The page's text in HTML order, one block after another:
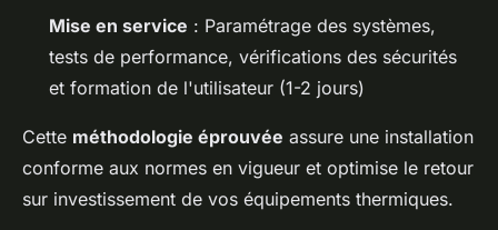
Mise en service : Paramétrage des systèmes,
tests de performance, vérifications des sécurités
et formation de l'utilisateur (1-2 jours)
Cette méthodologie éprouvée assure une installation
conforme aux normes en vigueur et optimise le retour
sur investissement de vos équipements thermiques.